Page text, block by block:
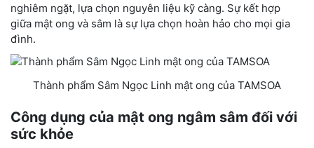
nghiêm ngặt, lựa chọn nguyên liệu kỹ càng. Sự kết hợp
giữa mật ong và sâm là sự lựa chọn hoàn hảo cho mọi gia
đình.
Thành phẩm Sâm Ngọc Linh mật ong của TAMSOA
Công dụng của mật ong ngâm sâm đối với
sức khỏe